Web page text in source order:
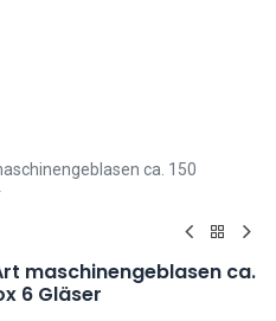
ca. 150
maschinengeblasen ca.
6 Gläser